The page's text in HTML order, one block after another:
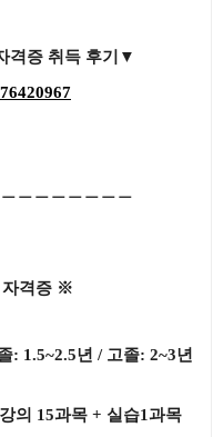
격증 취득 후기 ▼
격증 ※
: 1.5~2.5년 / 고졸: 2~3년
의 15과목 + 실습1과목